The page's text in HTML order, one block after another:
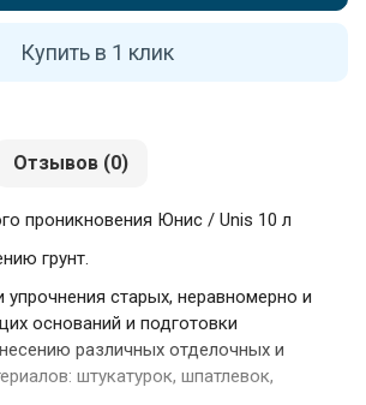
Купить в 1 клик
Отзывов (0)
проникновения Юнис / Unis 10 л
грунт.
упрочнения старых, неравномерно и
оснований и подготовки
различных отделочных и
штукатурок, шпатлевок,